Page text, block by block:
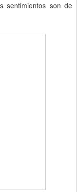
sentimientos son de